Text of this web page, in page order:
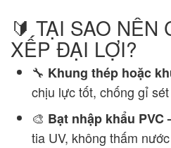
🔰 TẠI SAO NÊN
XẾP ĐẠI LỢI?
🔧 Khung thép hoặc
chịu lực tốt, chống gỉ sét
🎨 Bạt nhập khẩu PVC
tia UV, không thấm nước